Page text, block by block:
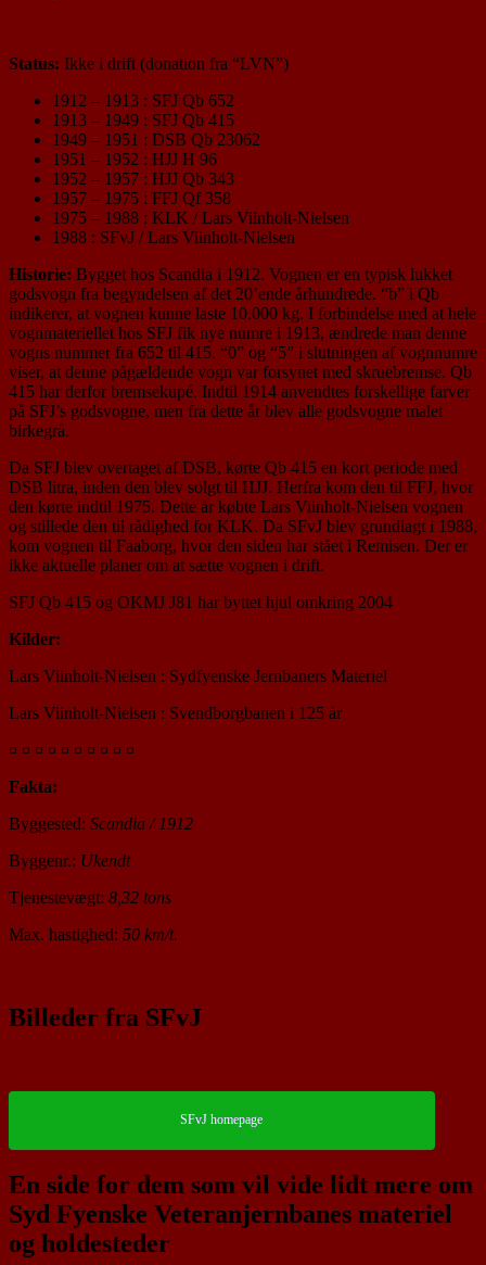
Status: Ikke i drift (donation fra “LVN”)
1912 – 1913 : SFJ Qb 652
1913 – 1949 : SFJ Qb 415
1949 – 1951 : DSB Qb 23062
1951 – 1952 : HJJ H 96
1952 – 1957 : HJJ Qb 343
1957 – 1975 : FFJ Qf 358
1975 – 1988 : KLK / Lars Viinholt-Nielsen
1988 : SFvJ / Lars Viinholt-Nielsen
Historie: Bygget hos Scandia i 1912. Vognen er en typisk lukket
godsvogn fra begyndelsen af det 20’ende århundrede. “b” i Qb
indikerer, at vognen kunne laste 10.000 kg. I forbindelse med at hele
vognmateriellet hos SFJ fik nye numre i 1913, ændrede man denne
vogns nummer fra 652 til 415. “0” og “5” i slutningen af vognnumre
viser, at denne pågældende vogn var forsynet med skruebremse. Qb
415 har derfor bremsekupé. Indtil 1914 anvendtes forskellige farver
på SFJ’s godsvogne, men fra dette år blev alle godsvogne malet
birkegrå.
Da SFJ blev overtaget af DSB, kørte Qb 415 en kort periode med
DSB litra, inden den blev solgt til HJJ. Herfra kom den til FFJ, hvor
den kørte indtil 1975. Dette år købte Lars Viinholt-Nielsen vognen
og stillede den til rådighed for KLK. Da SFvJ blev grundlagt i 1988,
kom vognen til Faaborg, hvor den siden har stået i Remisen. Der er
ikke aktuelle planer om at sætte vognen i drift.
SFJ Qb 415 og OKMJ J81 har byttet hjul omkring 2004
Kilder:
Lars Viinholt-Nielsen : Sydfyenske Jernbaners Materiel
Lars Viinholt-Nielsen : Svendborgbanen i 125 år
¤ ¤ ¤ ¤ ¤ ¤ ¤ ¤ ¤ ¤
Fakta:
Byggested: Scandia / 1912
Byggenr.: Ukendt
Tjenestevægt: 8,32 tons
Max. hastighed: 50 km/t.
Billeder fra SFvJ
SFvJ homepage
En side for dem som vil vide lidt mere om
Syd Fyenske Veteranjernbanes materiel
og holdesteder